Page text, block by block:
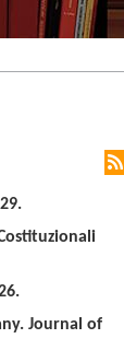
Journal of